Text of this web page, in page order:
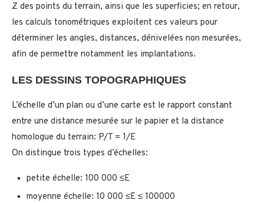
Z des points du terrain, ainsi que les superficies; en retour,
les calculs tonométriques exploitent ces valeurs pour
déterminer les angles, distances, dénivelées non mesurées,
afin de permettre notamment les implantations.
LES DESSINS TOPOGRAPHIQUES
L’échelle d’un plan ou d’une carte est le rapport constant
entre une distance mesurée sur le papier et la distance
homologue du terrain: P/T = 1/E
On distingue trois types d’échelles:
petite échelle: 100 000 ≤E
moyenne échelle: 10 000 ≤E ≤ 100000